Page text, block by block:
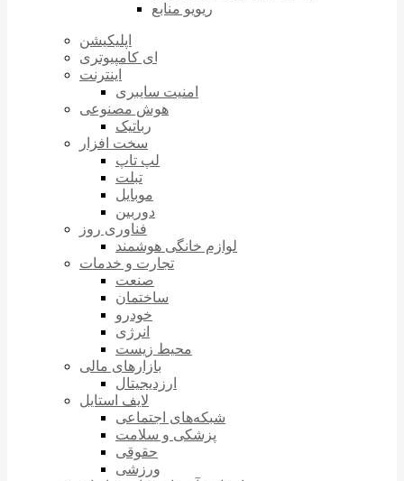
ریویو منابع
اپلیکیشن
بازی‌های کامپیوتری
اینترنت
امنیت سایبری
هوش مصنوعی
رباتیک
سخت افزار
لپ تاپ
تبلت
موبایل
دوربین
فناوری روز
لوازم خانگی هوشمند
تجارت و خدمات
صنعت
ساختمان
خودرو
انرژی
محیط زیست
بازارهای مالی
ارزدیجیتال
لایف استایل
شبکه‌های اجتماعی
پزشکی و سلامت
حقوقی
ورزشی